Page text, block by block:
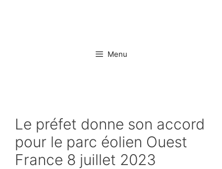
Menu
Le préfet donne son accord
pour le parc éolien Ouest
France 8 juillet 2023